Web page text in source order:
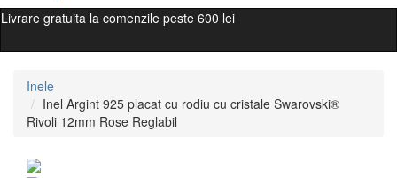
Livrare gratuita la comenzile peste 600 lei
Inele
Inel Argint 925 placat cu rodiu cu cristale Swarovski®
Rivoli 12mm Rose Reglabil